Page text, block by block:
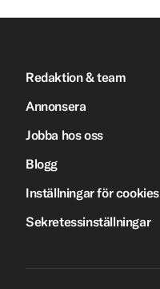
Redaktion & team
Annonsera
Jobba hos oss
Blogg
Inställningar för cookies
Sekretessinställningar